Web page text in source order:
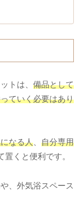
トは、 備品として
ていく必要はあり
なる人
自分専用
置くと便利です。
、外気浴スペース